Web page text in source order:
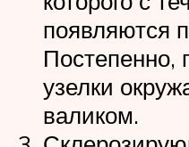
появляются
Постепенно,
узелки
валиком.